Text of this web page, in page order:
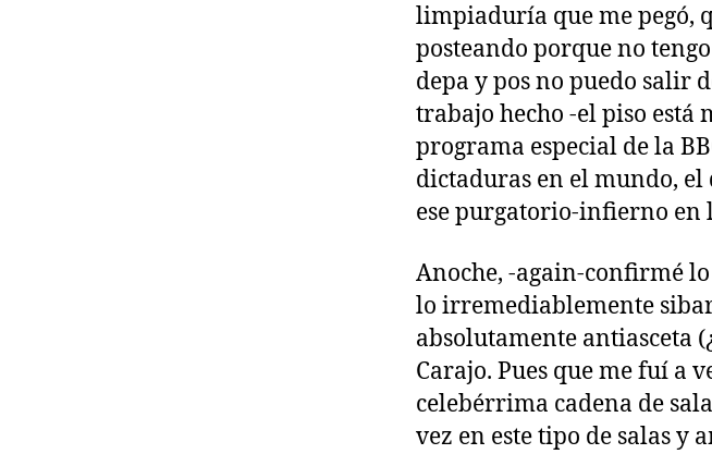
limpiaduría que me pegó,
posteando porque no
depa y pos no puedo salir
trabajo hecho -el piso está
programa especial de la
dictaduras en el mundo, el
ese purgatorio-infierno en
Anoche, -again-confirmé
lo irremediablemente
absolutamente antiasceta
Carajo. Pues que me fuí a
celebérrima cadena de
vez en este tipo de salas y